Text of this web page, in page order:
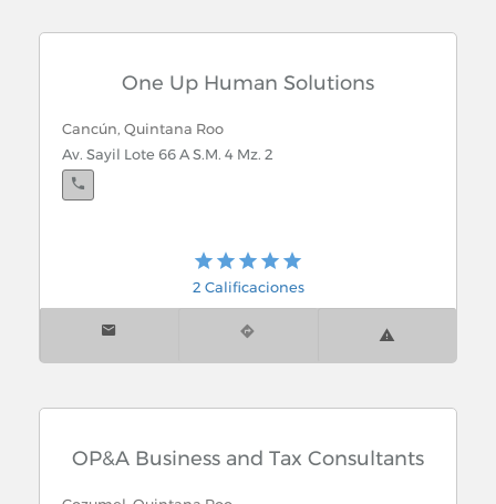
One Up Human Solutions
Cancún, Quintana Roo
Av. Sayil Lote 66 A S.M. 4 Mz. 2
2 Calificaciones
OP&A Business and Tax Consultants